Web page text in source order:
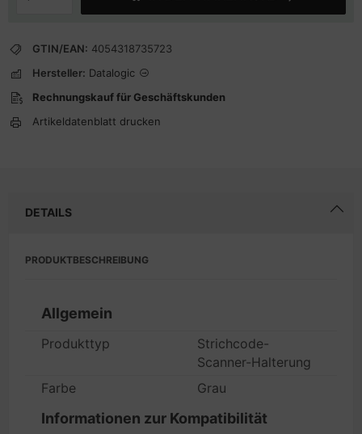
GTIN/EAN: 4054318735723
Hersteller: Datalogic
Rechnungskauf für Geschäftskunden
Artikeldatenblatt drucken
DETAILS
PRODUKTBESCHREIBUNG
Allgemein
Produkttyp
Strichcode-
Scanner-Halterung
Farbe
Grau
Informationen zur Kompatibilität